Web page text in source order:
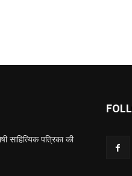
साहित्यिक पत्रिका की